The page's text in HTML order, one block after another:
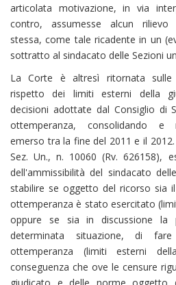
articolata motivazione, in via
contro, assumesse alcun rilievo
stessa, come tale ricadente in un
sottratto al sindacato delle Sezioni
La Corte è altresì ritornata sulle
rispetto dei limiti esterni della
decisioni adottate dal Consiglio di
ottemperanza, consolidando e
emerso tra la fine del 2011 e il
Sez. Un., n. 10060 (Rv. 626158),
dell'ammissibilità del sindacato
stabilire se oggetto del ricorso sia
ottemperanza è stato esercitato
oppure se sia in discussione la
determinata situazione, di
ottemperanza (limiti esterni
conseguenza che ove le censure